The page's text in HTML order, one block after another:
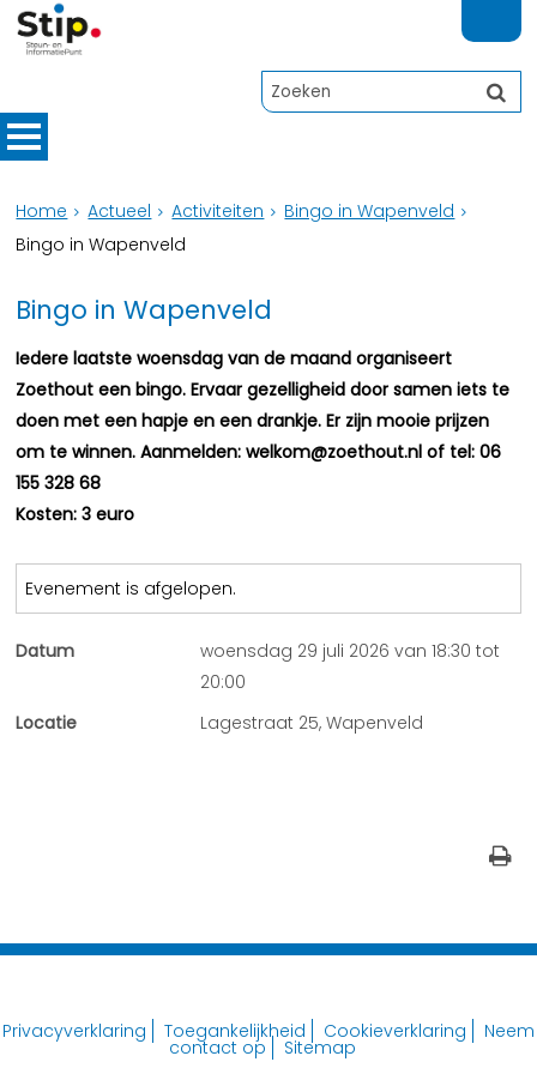
Home Actueel Activiteiten
Bingo in Wapenveld
Bingo in Wapenveld
Bingo in Wapenveld
Iedere laatste woensdag van de maand organiseert
Zoethout een bingo. Ervaar gezelligheid door samen iets te
doen met een hapje en een drankje. Er zijn mooie prijzen
om te winnen. Aanmelden: welkom@zoethout.nl of tel: 06
155 328 68
Kosten: 3 euro
Evenement is afgelopen.
Datum
woensdag 29 juli 2026 van 18:30 tot
20:00
Locatie
Lagestraat 25, Wapenveld
Privacyverklaring Toegankelijkheid Cookieverklaring Neem
contact op Sitemap